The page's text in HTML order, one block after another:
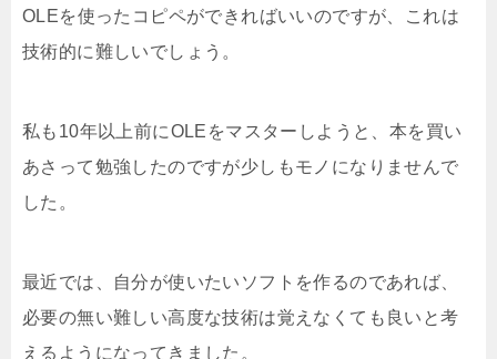
OLEを使ったコピペができればいいのですが、これは
技術的に難しいでしょう。
私も10年以上前にOLEをマスターしようと、本を買い
あさって勉強したのですが少しもモノになりませんで
した。
最近では、自分が使いたいソフトを作るのであれば、
必要の無い難しい高度な技術は覚えなくても良いと考
えるようになってきました。